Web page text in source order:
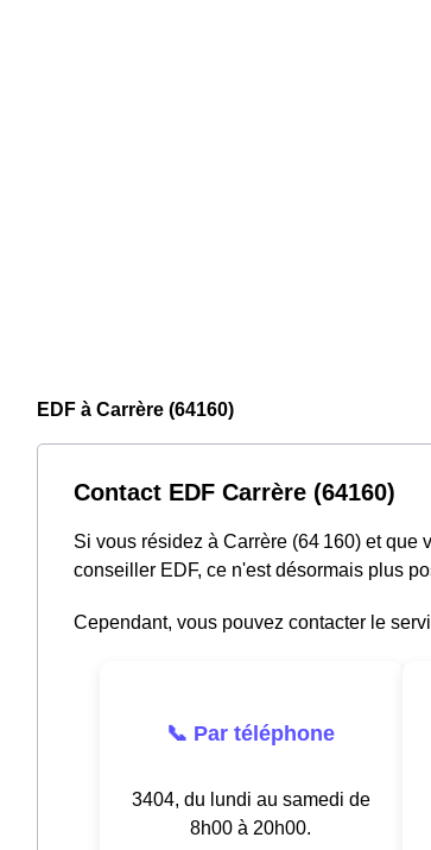
EDF à Carrère (64160)
Contact EDF Carrère (64160)
Si vous résidez à Carrère (64 160) et
conseiller EDF, ce n'est désormais plus
Cependant, vous pouvez contacter le
📞 Par téléphone
3404, du lundi au samedi de
8h00 à 20h00.